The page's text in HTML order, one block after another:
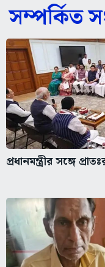
সম্পর্কিত
প্রধানমন্ত্রীর সঙ্গে